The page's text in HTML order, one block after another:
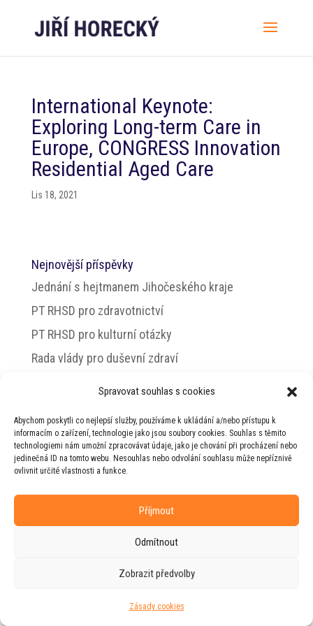
Spravovat souhlas s cookies
Abychom poskytli co nejlepší služby, používáme k ukládání a/nebo přístupu k
informacím o zařízení, technologie jako jsou soubory cookies. Souhlas s těmito
technologiemi nám umožní zpracovávat údaje, jako je chování při procházení nebo
jedinečná ID na tomto webu. Nesouhlas nebo odvolání souhlasu může nepříznivě
ovlivnit určité vlastnosti a funkce.
Příjmout
Odmítnout
Zobrazit předvolby
Zásady cookies
International Keynote:
Exploring Long-term Care in
Europe, CONGRESS Innovation
Residential Aged Care
Lis 18, 2021
Nejnovější příspěvky
Jednání s hejtmanem Jihočeského kraje
PT RHSD pro zdravotnictví
PT RHSD pro kulturní otázky
Rada vlády pro duševní zdraví
© 2026 Jiří Horecký – Osobní stránky Jiřího
Horeckého
Web vytvořila firma